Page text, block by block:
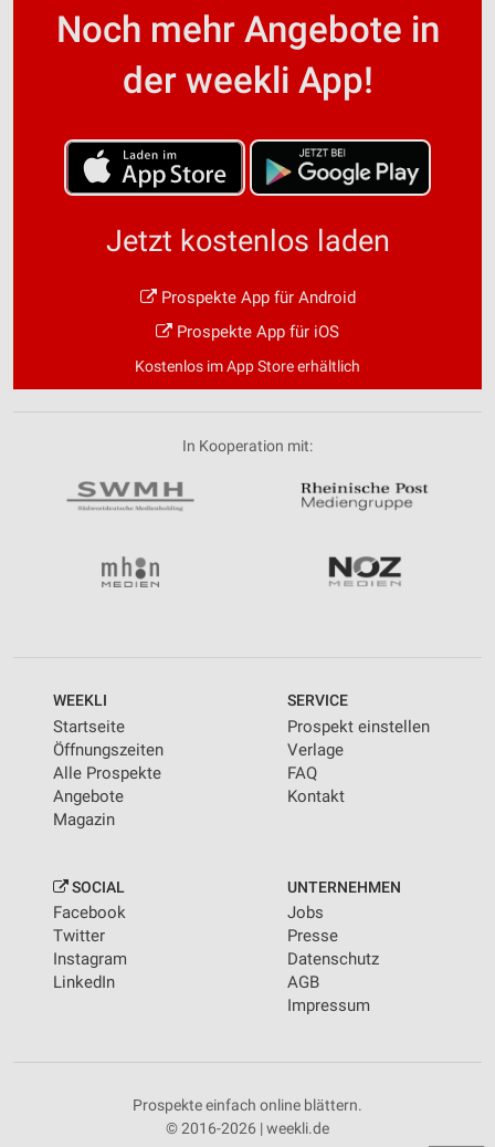
Noch mehr Angebote in
der weekli App!
Jetzt kostenlos laden
Prospekte App für Android
Prospekte App für iOS
Kostenlos im App Store erhältlich
In Kooperation mit:
WEEKLI
Startseite
Öffnungszeiten
Alle Prospekte
Angebote
Magazin
SERVICE
Prospekt einstellen
Verlage
FAQ
Kontakt
SOCIAL
Facebook
Twitter
Instagram
LinkedIn
UNTERNEHMEN
Jobs
Presse
Datenschutz
AGB
Impressum
Prospekte einfach online blättern.
© 2016-2026 | weekli.de